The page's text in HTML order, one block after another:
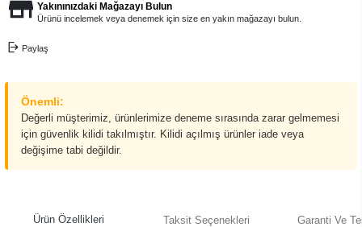
Yakınınızdaki Mağazayı Bulun
Ürünü incelemek veya denemek için size en yakın mağazayı bulun.
Paylaş
Önemli:
Değerli müşterimiz, ürünlerimize deneme sırasında zarar gelmemesi
için güvenlik kilidi takılmıştır. Kilidi açılmış ürünler iade veya
değişime tabi değildir.
Ürün Özellikleri Taksit Seçenekleri Garanti Ve